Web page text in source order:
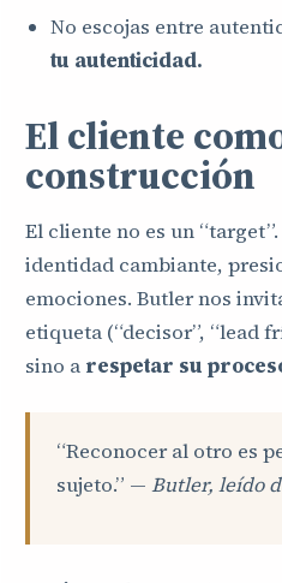
No escojas entre
tu autenticidad.
El cliente
construcción
El cliente no es un
identidad cambiante,
emociones. Butler nos
etiqueta (“decisor”, “lead
sino a respetar su
“Reconocer al otro es
sujeto.” —Butler, leído